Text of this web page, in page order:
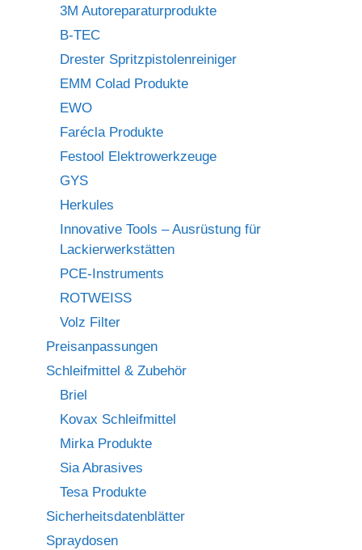
3M Autoreparaturprodukte
B-TEC
Drester Spritzpistolenreiniger
EMM Colad Produkte
EWO
Farécla Produkte
Festool Elektrowerkzeuge
GYS
Herkules
Innovative Tools – Ausrüstung für
Lackierwerkstätten
PCE-Instruments
ROTWEISS
Volz Filter
Preisanpassungen
Schleifmittel & Zubehör
Briel
Kovax Schleifmittel
Mirka Produkte
Sia Abrasives
Tesa Produkte
Sicherheitsdatenblätter
Spraydosen